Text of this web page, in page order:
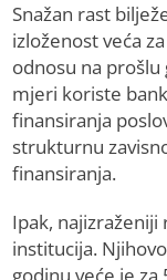
Snažan rast
izloženost veća
odnosu na prošlu
mjeri koriste
finansiranja
strukturnu
finansiranja.
Ipak, najizraženiji
institucija.